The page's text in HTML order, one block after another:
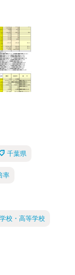
千葉県
率
校・高等学校